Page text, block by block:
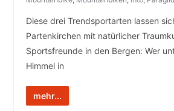
Diese drei Trendsportarten lassen
Partenkirchen mit natürlicher
Sportsfreunde in den Bergen: Wer
Himmel in
mehr...